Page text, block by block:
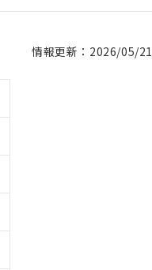
情報更新：2026/05/21